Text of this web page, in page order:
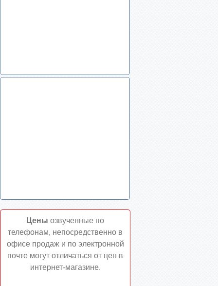
Цены озвученные по
телефонам, непосредственно в
офисе продаж и по электронной
почте могут отличаться от цен в
интернет-магазине.